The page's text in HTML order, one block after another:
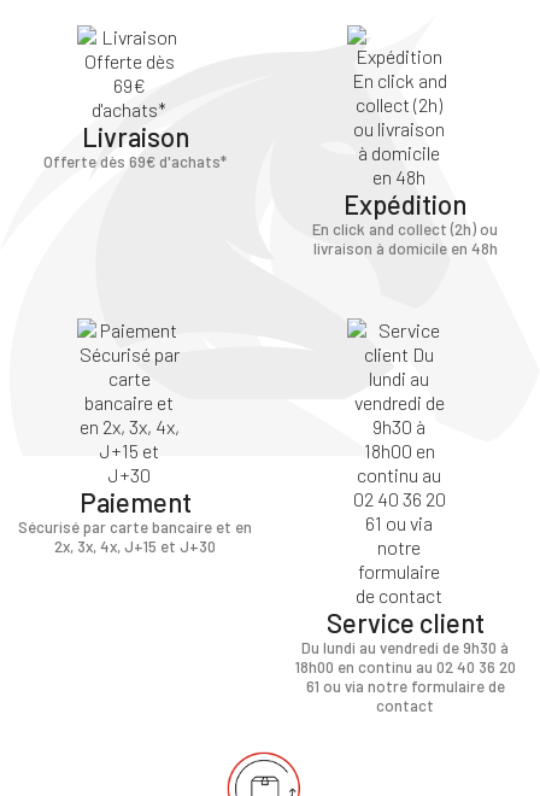
Livraison
Offerte dès 69€ d'achats*
Expédition
En click and collect (2h) ou
livraison à domicile en 48h
Paiement
Sécurisé par carte bancaire et en
2x, 3x, 4x, J+15 et J+30
Service client
Du lundi au vendredi de 9h30 à
18h00 en continu au 02 40 36 20
61 ou via notre formulaire de
contact